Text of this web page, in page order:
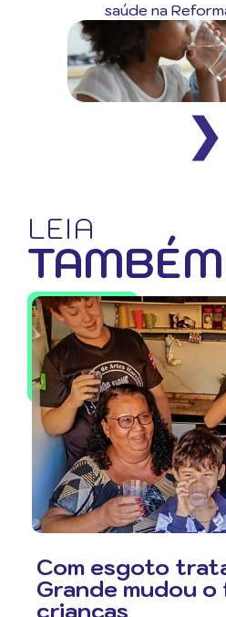
saúde na
❯
LEIA
TAMBÉM
Com esgoto
Grande mudou
crianças